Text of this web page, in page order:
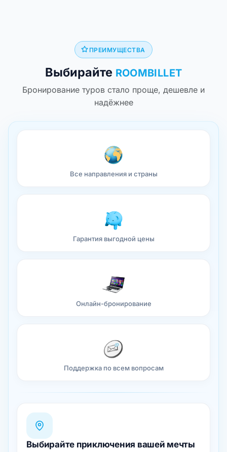
ПРЕИМУЩЕСТВА
Выбирайте ROOMBILLET
Бронирование туров стало проще, дешевле и
надёжнее
Все направления и страны
Гарантия выгодной цены
Онлайн-бронирование
Поддержка по всем вопросам
Выбирайте приключения вашей мечты